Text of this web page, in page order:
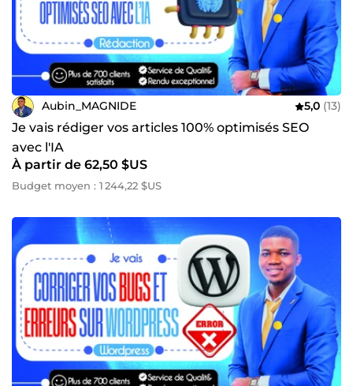
Aubin_MAGNIDE 5,0 (13)
Je vais rédiger vos articles 100% optimisés SEO
avec l'IA
À partir de 62,50 $US
Budget moyen : 1 244,22 $US